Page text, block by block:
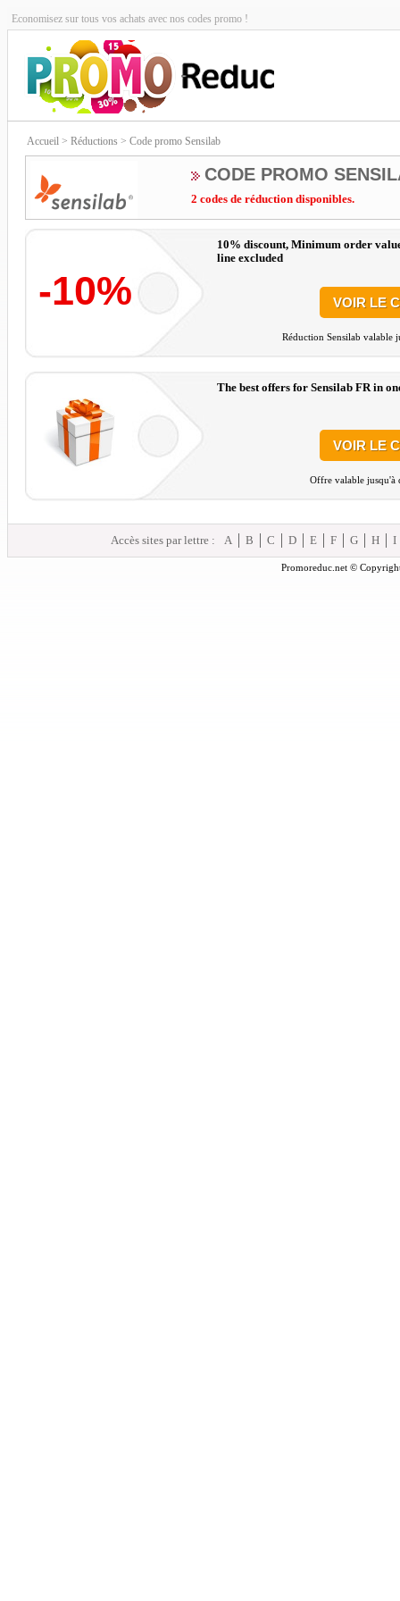
Economisez sur tous vos achats avec nos codes promo !
Accueil > Réductions > Code promo Sensilab
CODE PROMO
2 codes de réduction disponibles.
-10%
10% discount, Minimum order
line excluded
VOIR LE
Réduction Sensilab valable
The best offers for Sensilab FR in
VOIR LE
Offre valable jusqu'à
Accès sites par lettre : A B C D E F G H I
Promoreduc.net ©